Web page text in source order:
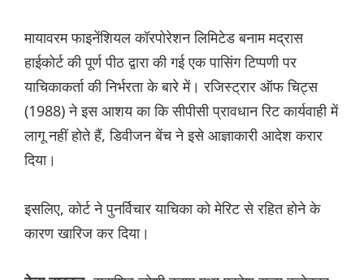
मायावरम फाइनेंशियल कॉरपोरेशन लिमिटेड बनाम मद्रास
हाईकोर्ट की पूर्ण पीठ द्वारा की गई एक पासिंग टिप्पणी पर
याचिकाकर्ता की निर्भरता के बारे में। रजिस्ट्रार ऑफ चिट्स
(1988) ने इस आशय का कि सीपीसी प्रावधान रिट कार्यवाही में
लागू नहीं होते हैं, डिवीजन बेंच ने इसे आज्ञाकारी आदेश करार
दिया।
इसलिए, कोर्ट ने पुनर्विचार याचिका को मेरिट से रहित होने के
कारण खारिज कर दिया।